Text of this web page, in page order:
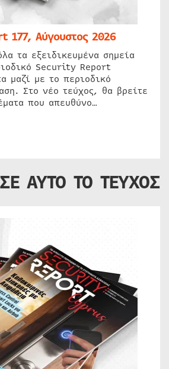
177, Αύγουστος 2026
τα εξειδικευμένα σημεία
Security Report
μαζί με το περιοδικό
Στο νέο τεύχος, θα βρείτε
που απευθύνο…
ΣΕ ΑΥΤΟ ΤΟ ΤΕΥΧΟΣ